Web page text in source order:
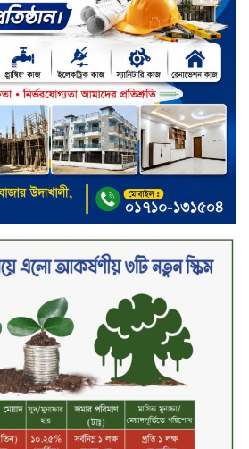
জুলাই গণঅভ্যুত্থান ছিল সর্বস্তরের
মানুষের আন্দোলন: মুহাম্মদ ইউনূস
গণতন্ত্র ও আত্মত্যাগের ইতিহাস সংরক্ষণ
করবে জুলাই স্মৃতি জাদুঘর: প্রধানমন্ত্রী
সিলেট ওসমানী বিমানবন্দরে সালাম
এয়ার চালু হচ্ছে ১লা সেপ্টেম্বর হতে
চুয়াডাঙ্গা আদালত চত্বরে ভুয়া
আইনজীবীসহ দুইজন আটক, ‘রায়
পাইয়ে দেওয়ার’ নামে লাখ লাখ টাকা
হাতিয়ে নেওয়ার অভিযোগ
নবীনগরে সোলার সিস্টেমে অনাবাদি
জমিতে আউশ আবাদে কৃষকের ভাগ্য
বদল